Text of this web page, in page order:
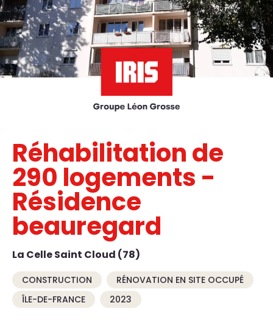
Réhabilitation de
290 logements -
Résidence
beauregard
La Celle Saint Cloud (78)
CONSTRUCTION
RÉNOVATION EN SITE OCCUPÉ
ÎLE-DE-FRANCE
2023